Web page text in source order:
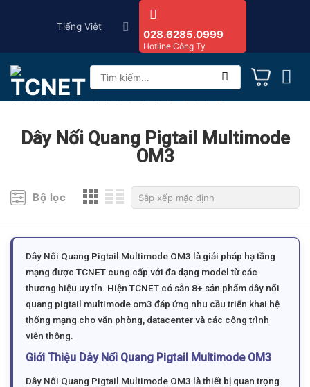
Tiếng Việt
028.6285.0999
Hotline Công Ty
Tìm
kiếm:
Dây Nối Quang Pigtail Multimode
OM3
Bộ lọc
Dây Nối Quang Pigtail Multimode OM3 là giải pháp hạ tầng
mạng được TCNET cung cấp với đa dạng model từ các
thương hiệu uy tín. Hiện TCNET có sẵn 8+ sản phẩm dây nối
quang pigtail multimode om3 đáp ứng nhu cầu triển khai hệ
thống mạng cho văn phòng, datacenter và các công trình
viễn thông.
Giới Thiệu Dây Nối Quang Pigtail Multimode OM3
Dây Nối Quang Pigtail Multimode OM3 là thiết bị quan trọng